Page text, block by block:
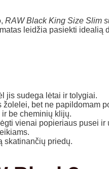
, RAW Black King Size Slim
leidžia pasiekti idealią
jis sudega lėtai ir tolygiai.
žolelei, bet ne papildomam
be cheminių klijų.
vienai popieriaus pusei ir
skatinančių priedų.